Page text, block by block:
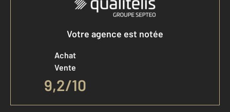
Votre agence est notée
Achat
Vente
9,2/10